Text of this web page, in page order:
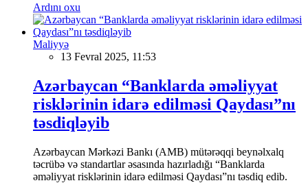
Ardını oxu
Maliyyə
13 Fevral 2025, 11:53
Azərbaycan “Banklarda əməliyyat
risklərinin idarə edilməsi Qaydası”nı
təsdiqləyib
Azərbaycan Mərkəzi Bankı (AMB) mütərəqqi beynəlxalq
təcrübə və standartlar əsasında hazırladığı “Banklarda
əməliyyat risklərinin idarə edilməsi Qaydası”nı təsdiq edib.